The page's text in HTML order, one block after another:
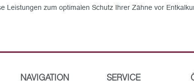
Leistungen zum optimalen Schutz Ihrer Zähne vor
NAVIGATION SERVICE